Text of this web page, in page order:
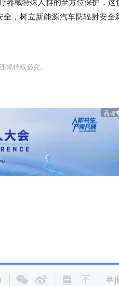
，树立新能源汽车防辐射安全
规转载必究。
品牌
举